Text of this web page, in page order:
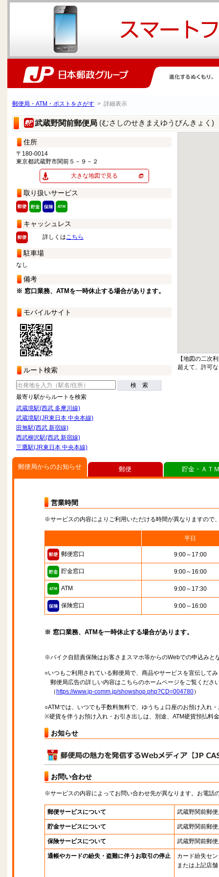
郵便局・ATM・ポストをさがす > 詳細表示
武蔵野関前郵便局 (むさしのせきまえゆうびんきょく)
住所
〒180-0014
東京都武蔵野市関前５－９－２
大きな地図で見る
取り扱いサービス
キャッシュレス
詳しくはこちら
駐車場
なし
備考
※ 窓口業務、ATMを一時休止する場合があります。
モバイルサイト
ルート検索
検 索
最寄り駅からルートを検索
武蔵境駅(西武 多摩川線)
武蔵境駅(JR東日本 中央本線)
田無駅(西武 新宿線)
西武柳沢駅(西武 新宿線)
三鷹駅(JR東日本 中央本線)
【地図の二次
超えて、許可
郵便局からのお知らせ
営業時間
※サービスの内容によりご利用いただける時間が異なりますので
平日
郵便窓口 9:00～17:00
貯金窓口 9:00～16:00
ATM 9:00～17:30
保険窓口 9:00～16:00
※ 窓口業務、ATMを一時休止する場合があります。
※バイク自賠責保険はお客さまスマホ等からのWebでの申込みと
○いつもご利用されている郵便局で、商品やサービスを宣伝して
郵便局広告の詳しい内容はこちらのホームページをご覧くださ
（ https://www.jp-comm.jp/showshop.php?CD=004780）
○ATMでは、いつでも手数料無料で、ゆうちょ口座のお預け入れ
※硬貨を伴うお預け入れ・お引き出しは、別途、ATM硬貨預払料
お知らせ
お問い合わせ
※サービスの内容によってお問い合わせ先が異なります。お電話
郵便サービスについて 武蔵野関前郵
貯金サービスについて 武蔵野関前郵
保険サービスについて 武蔵野関前郵
通帳やカードの紛失・盗難に伴うお取引の停止
カード紛失セ
または上記店舗
郵便 貯金・ＡＴ